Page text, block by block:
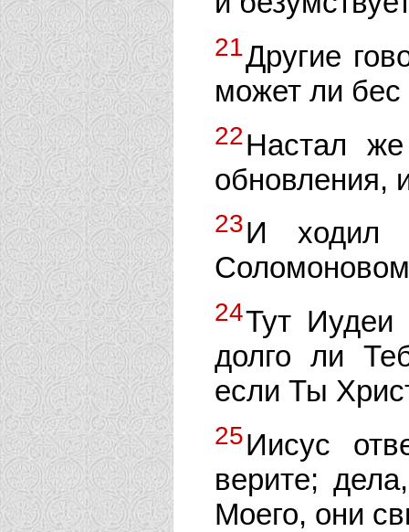
21Другие
может ли бес
22Настал
обновления,
23И ходил
24Тут Иудеи
долго ли
если Ты
25Иисус
верите;
Моего, они